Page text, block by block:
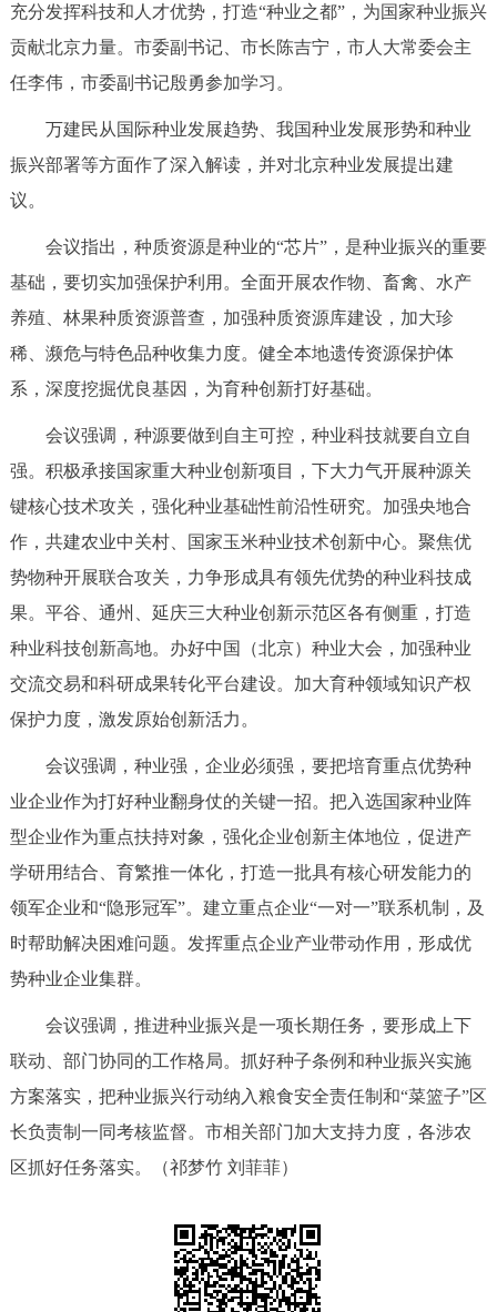
中介服务 阳光政务
参与调查 在线访谈 图说互动
走进北京
北京概况 十六区概览
多语种
한국어
ESPAÑOL العربية PORTUGUÊS
ITALIANO
回到顶部
充分发挥科技和人才优势，打造“种业之都”，为国家种业振兴
贡献北京力量。市委副书记、市长陈吉宁，市人大常委会主
任李伟，市委副书记殷勇参加学习。
万建民从国际种业发展趋势、我国种业发展形势和种业
振兴部署等方面作了深入解读，并对北京种业发展提出建
议。
会议指出，种质资源是种业的“芯片”，是种业振兴的重要
基础，要切实加强保护利用。全面开展农作物、畜禽、水产
养殖、林果种质资源普查，加强种质资源库建设，加大珍
稀、濒危与特色品种收集力度。健全本地遗传资源保护体
系，深度挖掘优良基因，为育种创新打好基础。
会议强调，种源要做到自主可控，种业科技就要自立自
强。积极承接国家重大种业创新项目，下大力气开展种源关
键核心技术攻关，强化种业基础性前沿性研究。加强央地合
作，共建农业中关村、国家玉米种业技术创新中心。聚焦优
势物种开展联合攻关，力争形成具有领先优势的种业科技成
果。平谷、通州、延庆三大种业创新示范区各有侧重，打造
种业科技创新高地。办好中国（北京）种业大会，加强种业
交流交易和科研成果转化平台建设。加大育种领域知识产权
保护力度，激发原始创新活力。
会议强调，种业强，企业必须强，要把培育重点优势种
业企业作为打好种业翻身仗的关键一招。把入选国家种业阵
型企业作为重点扶持对象，强化企业创新主体地位，促进产
学研用结合、育繁推一体化，打造一批具有核心研发能力的
领军企业和“隐形冠军”。建立重点企业“一对一”联系机制，及
时帮助解决困难问题。发挥重点企业产业带动作用，形成优
势种业企业集群。
会议强调，推进种业振兴是一项长期任务，要形成上下
联动、部门协同的工作格局。抓好种子条例和种业振兴实施
方案落实，把种业振兴行动纳入粮食安全责任制和“菜篮子”区
长负责制一同考核监督。市相关部门加大支持力度，各涉农
区抓好任务落实。（祁梦竹 刘菲菲）